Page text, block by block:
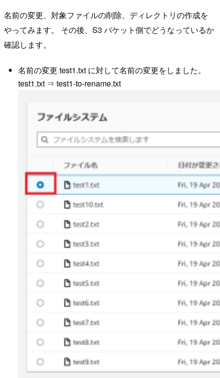
名前の変更、対象ファイルの削除、ディレクトリの作成を
やってみます。 その後、S3 バケット側でどうなっているか
確認します。
名前の変更 test1.txt に対して名前の変更をしました。
test1.txt ⇒ test1-to-rename.txt